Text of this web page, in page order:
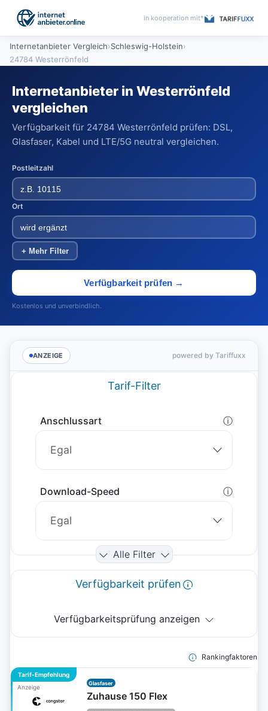
in kooperation mit*
Internetanbieter Vergleich›Schleswig-Holstein›
24784 Westerrönfeld
Internetanbieter in Westerrönfeld
vergleichen
Verfügbarkeit für 24784 Westerrönfeld prüfen: DSL,
Glasfaser, Kabel und LTE/5G neutral vergleichen.
Postleitzahl
Ort
+ Mehr Filter
Verfügbarkeit prüfen →
Kostenlos und unverbindlich.
ANZEIGE powered by Tariffuxx